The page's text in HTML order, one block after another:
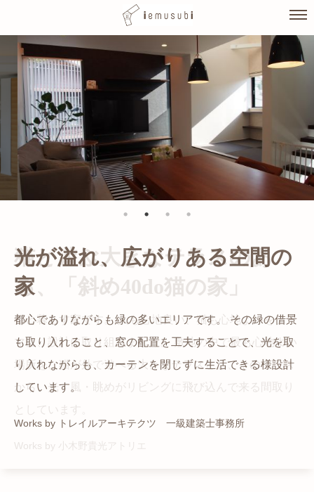
Skip
content
猫と暮らす家です。 人も心地良い、猫も心地よいをテー
マに、設計に取り組みました。 敷地の中で最も心地よい
場所を、猫が外で遊べる大きなテラスとし、そのテラス
から、光・風・眺めがリビングに飛び込んで来る間取り
としています。
Works by 小木野貴光アトリエ
光が溢れ、広がりある空間の
家
都心でありながらも緑の多いエリアです。 その緑の借景
も取り入れること、窓の配置を工夫することで、光を取
り入れながらも、カーテンを閉じずに生活できる様設計
しています。
Works by トレイルアーキテクツ 一級建築士事務所
自然の中の岩山を切り開いて造った、ワイルドなゲスト
ハウスをイメージした空間が広がる都市型住宅です。
かつての機織り工場が、その趣を残しつつ孫世帯の住居
へと蘇りました。